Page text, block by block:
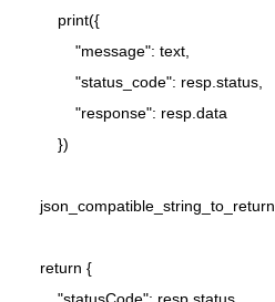
        print({
            "message": text,
            "status_code": resp.status,
            "response": resp.data
        })
    return {